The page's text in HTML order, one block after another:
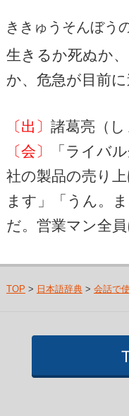
ききゅうそんぼう
生きるか死ぬか
か、危急が目前
〔出〕 諸葛亮（し
〔会〕
「ライバ
社の製品の売り
ます」「うん。
だ。営業マン全
TOP > 日本語辞典> 会話で